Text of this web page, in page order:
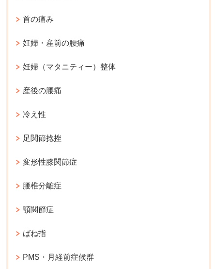
首の痛み
妊婦・産前の腰痛
妊婦（マタニティー）整体
産後の腰痛
冷え性
足関節捻挫
変形性膝関節症
腰椎分離症
顎関節症
ばね指
PMS・月経前症候群